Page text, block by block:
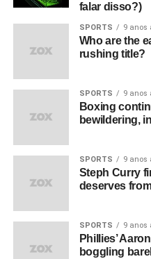
falar disso?)
SPORTS 9 anos
Who are the
rushing title?
SPORTS 9 anos
Boxing
bewildering,
SPORTS 9 anos
Steph Curry
deserves
SPORTS 9 anos
Phillies’
boggling